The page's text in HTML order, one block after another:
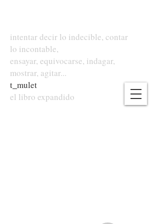
intentar decir lo indecible, contar
lo incontable,
ensayar, equivocarse, indagar,
mostrar, agitar...
t mulet
el libro expandido